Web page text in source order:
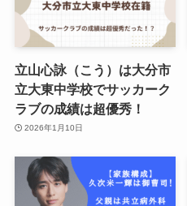
立山心詠（こう）は大分市
立大東中学校でサッカーク
ラブの成績は超優秀！
2026年1月10日